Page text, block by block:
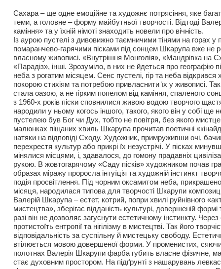
Сахара – ще одне емоційне та художнє потрясіння, яке
теми, а головне – форму майбутньої творчості. Відтоді
каміння» та у їхній німоті знаходить новели про вічність.
Із аурою пустелі з дивовижно таємничими тінями на горах у
помаранчево-гарячими пісками під сонцем Шкарупа вже не
власному живописі. «Внутрішня Монголія», «Мандрівка на
«Парадіз», інші. Зрозуміло, в них не йдеться про географію
неба з рогатим місяцем. Сенс пустелі, гір та неба
покорою стихіям та потребою привласнити їх у живописі.
стала оазою, а не гірким попелом від каміння, спаленого
з 1960-х років піски сповнилися живою водою творчого
народили у ньому когось іншого, такого, якого він у собі ще
пустелею був Бог чи Дух, тобто не повітря, без якого
малюнках піщаних хвиль Шкарупа прочитав поетичні
натяки на відповіді Сходу. Художник, примруживши очі,
перехрестя культур або прикрі їх незустрічі. У пісках
мінялися місцями, і, здавалося, до гомону прадавніх
рукою. В жовтогарячому «Саду пісків» художником почав
образах міражу проросла інтуїція та художній інстинкт
подія просвітлення. Під чорним оксамитом неба,
місяця, народилася типова для творчості Шкарупи
Валерій Шкарупа – естет, котрий, попри хвилі руйнівного
мистецтва», зберігає відданість культурі, довершеній
разі він не дозволяє загуснути естетичному інстинкту.
протистоїть ентропії та нігілізму в мистецтві. Так його
відповідальність за суспільну й мистецьку свободу.
втілюється мовою довершеної форми. У променистих,
полотнах Валерія Шкарупи фарба губить власне фізичне,
стає духовним простором. На підґрунті з нашарувань